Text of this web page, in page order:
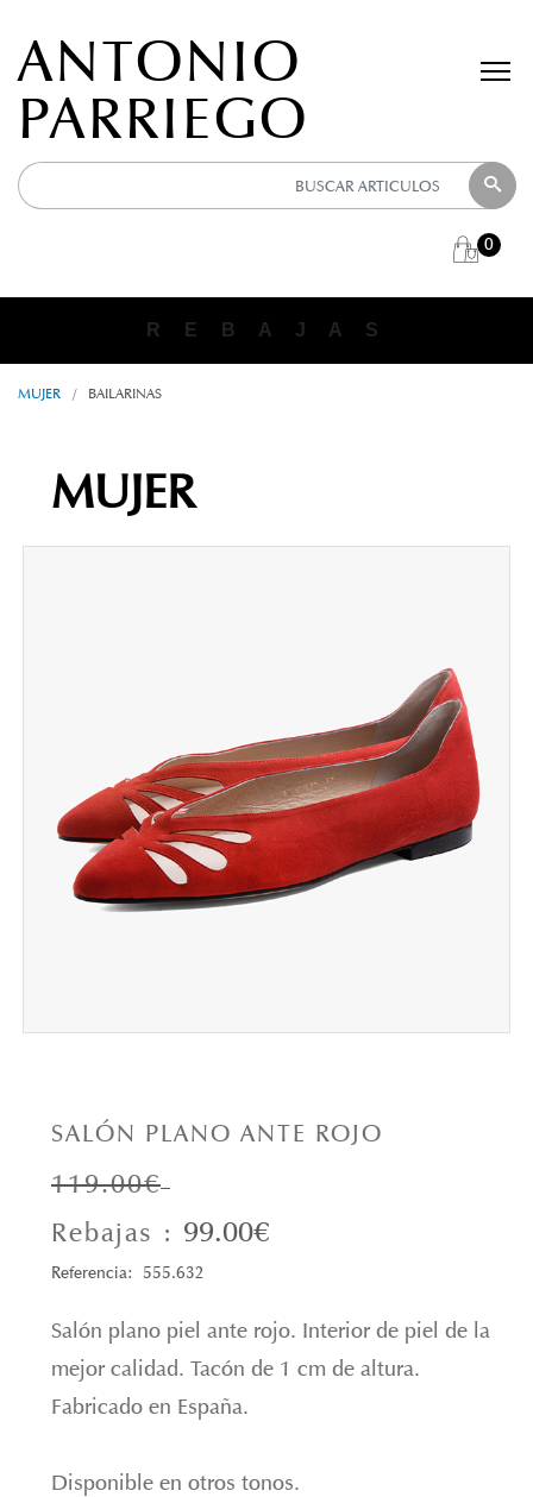
ANTONIO
PARRIEGO
0
R E B A J A S
ANTONIO PARRIEGO
MUJER / BAILARINAS
MUJER
SALÓN PLANO ANTE ROJO
119.00€
Rebajas : 99.00€
Referencia: 555.632
Salón plano piel ante rojo. Interior de piel de la
mejor calidad. Tacón de 1 cm de altura.
Fabricado en España.
Disponible en otros tonos.